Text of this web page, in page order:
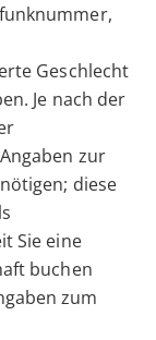
Geschlecht
Je nach der
zur
diese
Sie eine
buchen
zum